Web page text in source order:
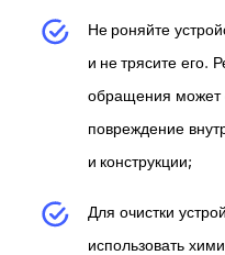
Не роняйте
и не трясите его.
обращения может
повреждение
и конструкции;
Для очистки
использовать